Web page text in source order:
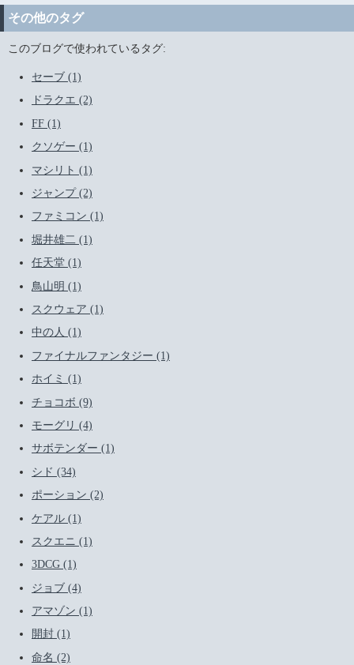
その他のタグ
このブログで使われているタグ:
セーブ (1)
ドラクエ (2)
FF (1)
クソゲー (1)
マシリト (1)
ジャンプ (2)
ファミコン (1)
堀井雄二 (1)
任天堂 (1)
鳥山明 (1)
スクウェア (1)
中の人 (1)
ファイナルファンタジー (1)
ホイミ (1)
チョコボ (9)
モーグリ (4)
サボテンダー (1)
シド (34)
ポーション (2)
ケアル (1)
スクエニ (1)
3DCG (1)
ジョブ (4)
アマゾン (1)
開封 (1)
命名 (2)